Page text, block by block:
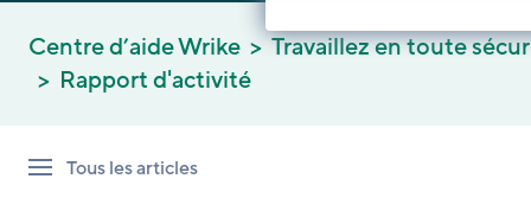
Centre d’aide Wrike
Travaillez en toute
Rapport d'activité
Tous les articles